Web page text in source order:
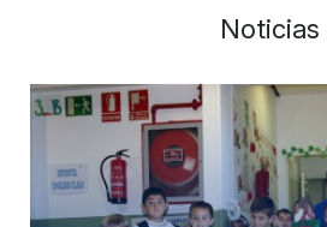
Noticias